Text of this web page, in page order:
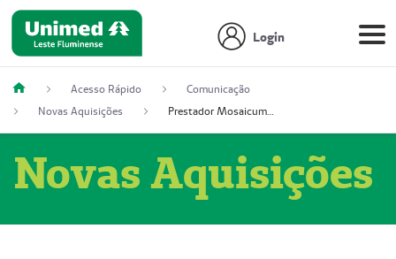
Login
Acesso Rápido
Comunicação
Novas Aquisições
Prestador Mosaicum Espaço Clínico Eireli (51004355-5)
Novas Aquisições